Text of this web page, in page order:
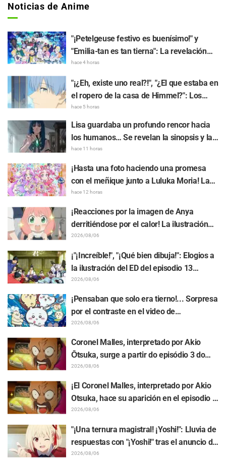
Noticias de Anime
"¡Petelgeuse festivo es buenísimo!" y
"Emilia-tan es tan tierna": La revelación
del arte visual del evento del 10.º
Life in Another World-" genera gran
entusiasmo
hace 4 horas
"¡¿Eh, existe uno real?!", "¿El que estaba en
el ropero de la casa de Himmel?": Los
fans quedan perplejos ante la revelación
del "Cuerno del Dragón Oscuro" que
apareció en el episodio 1 de "Frieren: Más
allá del final del viaje"
hace 5 horas
Lisa guardaba un profundo rencor hacia
los humanos… Se revelan la sinopsis y las
primeras imágenes del episodio 6 del
anime “Goodbye, Lara”
hace 11 horas
¡Hasta una foto haciendo una promesa
con el meñique junto a Luluka Moria! La
publicación de Nao Tōyama, la actriz de
voz de "Star Detective Precure!", al asistir
al Dream Stage genera repercusión con
comentarios como "¡Es una doble Arcana!"
hace 12 horas
¡Reacciones por la imagen de Anya
derritiéndose por el calor! La ilustración
promocional de "SPY x FAMILY" provoca
comentarios como: "Anya se está
derritiendo"
2026/08/06
¡"¡Increíble!", "¡Qué bien dibuja!": Elogios a
la ilustración del ED del episodio 13
realizada por Asaki Yuikawa, actriz de voz
del protagonista de "The Elusive Samurai"
2026/08/06
¡Pensaban que solo era tierno!... Sorpresa
por el contraste en el video de
preparación previa al estreno de la
película de "Chiikawa": "Es más crudo de
lo imaginado", "Hablan puro de trabajo"
2026/08/06
Coronel Malles, interpretado por Akio
Ōtsuka, surge a partir do episódio 3 do
anime de TV "The Ghost in the Shell"!
Comentário do elenco e arte final são
revelados
2026/08/06
¡El Coronel Malles, interpretado por Akio
Otsuka, hace su aparición en el episodio 3
del anime de TV "The Ghost in the Shell"!
Revelan comentarios del elenco y la
tarjeta final (endcard)
2026/08/06
"¡Una ternura magistral! ¡Yoshi!": Lluvia de
respuestas con "¡Yoshi!" tras el anuncio de
la colaboración entre "Lycoris Recoil" y
2026/08/06